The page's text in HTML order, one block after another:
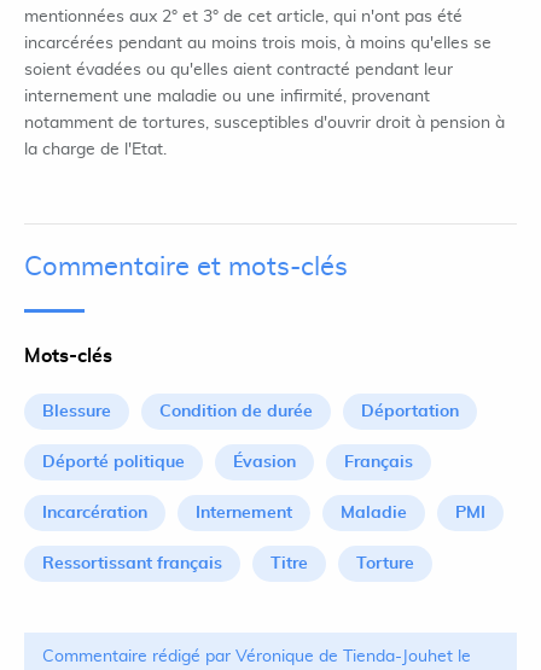
mentionnées aux 2° et 3° de cet article, qui n'ont pas été
incarcérées pendant au moins trois mois, à moins qu'elles se
soient évadées ou qu'elles aient contracté pendant leur
internement une maladie ou une infirmité, provenant
notamment de tortures, susceptibles d'ouvrir droit à pension à
la charge de l'Etat.
Commentaire et mots-clés
Mots-clés
Blessure Condition de durée Déportation
Déporté politique Évasion Français
Incarcération Internement Maladie PMI
Ressortissant français Titre Torture
Commentaire rédigé par Véronique de Tienda-Jouhet le